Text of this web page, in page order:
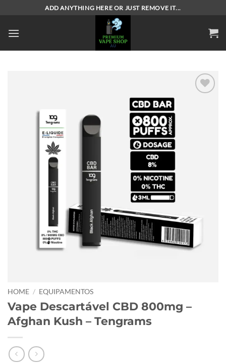
content
ADD ANYTHING HERE OR JUST REMOVE IT...
HOME / EQUIPAMENTOS
Vape Descartável CBD 800mg –
Afghan Kush – Tengrams